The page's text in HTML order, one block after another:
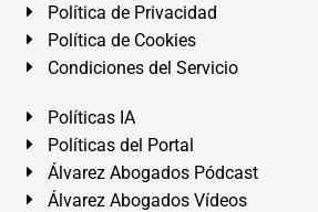
Política de Privacidad
Política de Cookies
Condiciones del Servicio
Políticas IA
Políticas del Portal
Álvarez Abogados Pódcast
Álvarez Abogados Vídeos